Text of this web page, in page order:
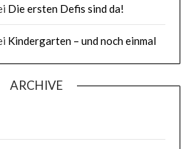
Die ersten Defis sind da!
Kindergarten – und noch einmal
ARCHIVE